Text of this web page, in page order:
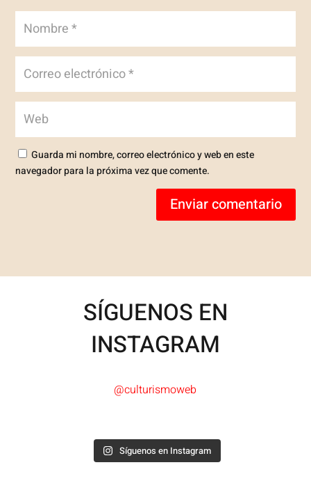
Guarda mi nombre, correo electrónico y web en este
navegador para la próxima vez que comente.
Enviar comentario
SÍGUENOS EN
INSTAGRAM
@culturismoweb
Síguenos en Instagram